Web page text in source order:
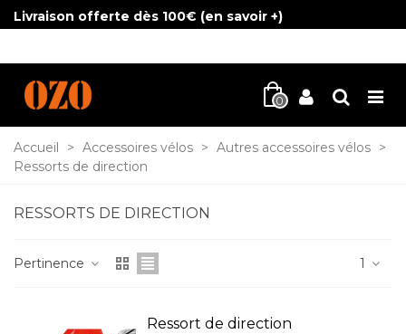
Livraison offerte dès 100€ (en savoir +)
0
Accueil > Accessoires vélos > Autres accessoires vélos >
Ressorts de direction
RESSORTS DE DIRECTION
Pertinence 1
Ressort de direction